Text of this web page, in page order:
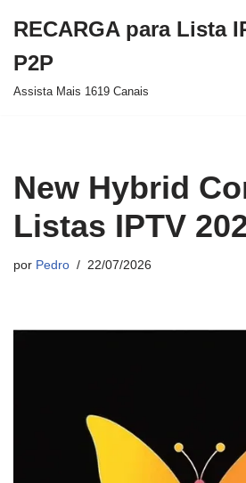
para
o
RECARGA para Lista
P2P
Assista Mais 1619 Canais
New Hybrid
Listas IPTV
por Pedro 22/07/2026